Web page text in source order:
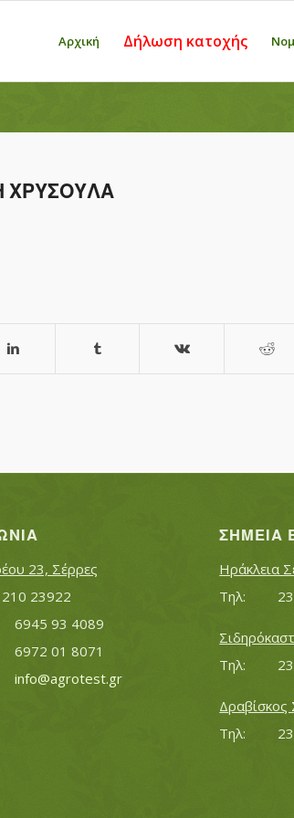
Αρχική Δήλωση κατοχής
ΧΡΥΣΟΥΛΑ
23, Σέρρες
23210 23922
Κινητό:		6945 93 4089
			6972 01 8071
info@agrotest.gr
ΣΗΜΕΊΑ
Ηράκλεια